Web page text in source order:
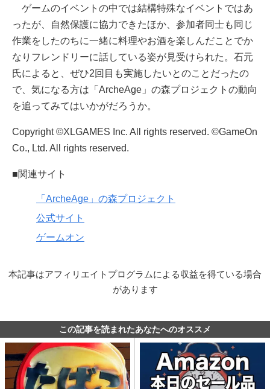
ゲームのイベントの中では結構特殊なイベントではあ
ったが、自然保護に協力できたほか、参加者同士も同じ
作業をしたのちに一緒に料理やお酒を楽しんだことでか
なりフレンドリーに話している姿が見受けられた。石元
氏によると、ぜひ2回目も実施したいとのことだったの
で、気になる方は「ArcheAge」の森プロジェクトの動向
を追ってみてはいかがだろうか。
Copyright ©XLGAMES Inc. All rights reserved. ©GameOn
Co., Ltd. All rights reserved.
■関連サイト
「ArcheAge」の森プロジェクト
公式サイト
ゲームオン
本記事はアフィリエイトプログラムによる収益を得ている場合
があります
この記事を読まれたあなたへのオススメ